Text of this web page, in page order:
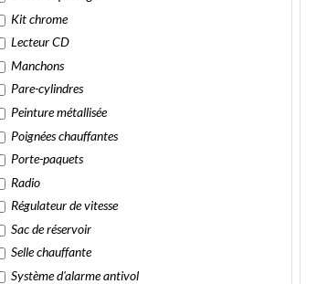
Kit chrome
Lecteur CD
Manchons
Pare-cylindres
Peinture métallisée
Poignées chauffantes
Porte-paquets
Radio
Régulateur de vitesse
Sac de réservoir
Selle chauffante
Système d'alarme antivol